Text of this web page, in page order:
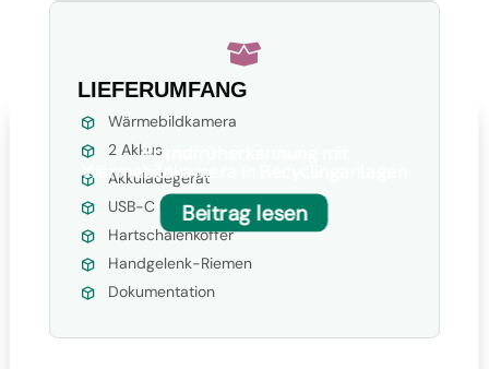

LIEFERUMFANG
Wärmebildkamera
2 Akkus
Akkuladegerät
USB-C Kabel
Hartschalenkoffer
Handgelenk-Riemen
Dokumentation
Brandfrüherkennung mit
Wärmebildkamera in Recyclinganlagen
Beitrag lesen